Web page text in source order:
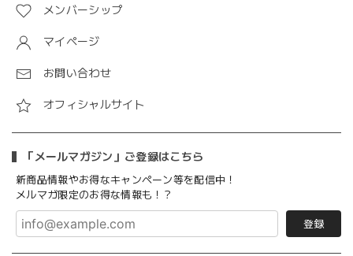
メンバーシップ
マイページ
お問い合わせ
オフィシャルサイト
「メールマガジン」ご登録はこちら
新商品情報やお得なキャンペーン等を配信中！
メルマガ限定のお得な情報も！？
登録